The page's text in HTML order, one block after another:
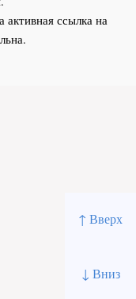
↑ Вверх
↓ Вниз
ссылка на